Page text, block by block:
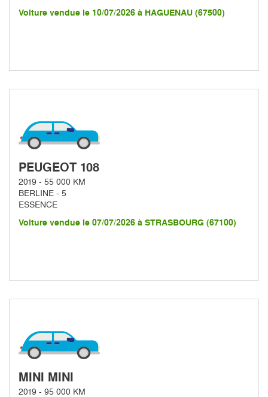
Voiture vendue le 10/07/2026 à HAGUENAU (67500)
PEUGEOT 108
2019 - 55 000 KM
BERLINE - 5
ESSENCE
Voiture vendue le 07/07/2026 à STRASBOURG (67100)
MINI MINI
2019 - 95 000 KM